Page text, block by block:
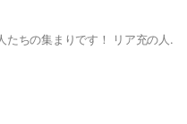
このオプチャは非リア充の人たちの集まりです！ リア充の人は入らないでくれー 爆発してまうから💣 うーんと年齢関係なく仲良くしてこか よろしく 即抜けはやめて欲しいな結構心にくるのよw 即抜け許しません☆ 出来れば長くいる自身のある方！ カモンぬ！ いつかはリア充に…なりたい…